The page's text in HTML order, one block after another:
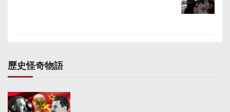
歷史怪奇物語